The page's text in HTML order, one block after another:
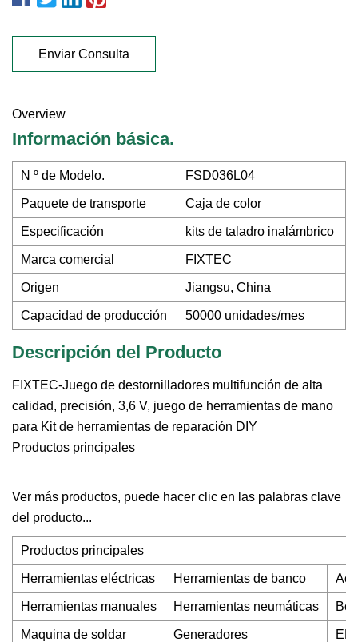
Enviar Consulta
Overview
Información básica.
N º de Modelo. FSD036L04
Paquete de transporte Caja de color
Especificación kits de taladro inalámbrico
Marca comercial FIXTEC
Origen Jiangsu, China
Capacidad de producción 50000 unidades/mes
Descripción del Producto
FIXTEC-Juego de destornilladores multifunción de alta
calidad, precisión, 3,6 V, juego de herramientas de mano
para Kit de herramientas de reparación DIY
Productos principales
Ver más productos, puede hacer clic en las palabras clave
del producto...
Productos principales
Herramientas eléctricas Herramientas de banco
Herramientas manuales Herramientas neumáticas
Maquina de soldar Generadores EPI